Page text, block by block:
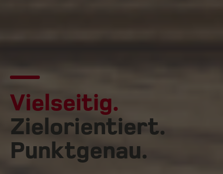
Vielseitig.
Zielorientiert.
Punktgenau.